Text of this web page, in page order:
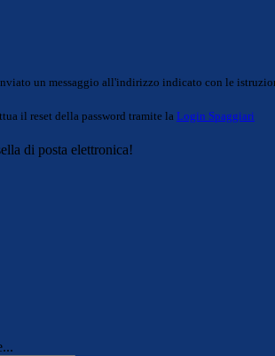
un messaggio all'indirizzo indicato con le
il reset della password tramite la Login Spaggiari
di posta elettronica!